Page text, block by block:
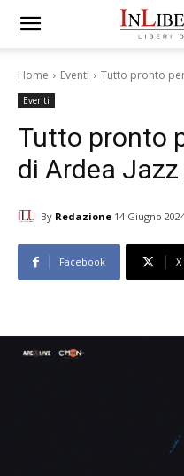
Home Eventi Tutto pronto
Eventi
Tutto pronto
di Ardea Jazz
By Redazione 14 Giugno
Facebook X